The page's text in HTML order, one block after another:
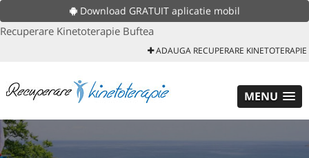
Download GRATUIT aplicatie mobil
Recuperare Kinetoterapie Buftea
ADAUGA RECUPERARE KINETOTERAPIE
MENU